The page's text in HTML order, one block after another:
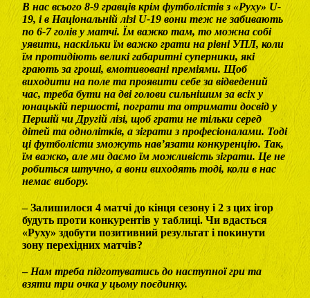
В нас всього 8-9 гравців крім футболістів з «Руху» U-
19, і в Національній лізі U-19 вони теж не забивають
по 6-7 голів у матчі. Їм важко там, то можна собі
уявити, наскільки їм важко грати на рівні УПЛ, коли
їм протидіють великі габаритні суперники, які
грають за гроші, вмотивовані преміями. Щоб
виходити на поле та проявити себе за відведений
час, треба бути на дві голови сильнішим за всіх у
юнацькій першості, пограти та отримати досвід у
Першій чи Другій лізі, щоб грати не тільки серед
дітей та однолітків, а зіграти з професіоналами. Тоді
ці футболісти зможуть нав’язати конкуренцію. Так,
їм важко, але ми даємо їм можливість зіграти. Це не
робиться штучно, а вони виходять тоді, коли в нас
немає вибору.
– Залишилося 4 матчі до кінця сезону і 2 з цих ігор
будуть проти конкурентів у таблиці. Чи вдасться
«Руху» здобути позитивний результат і покинути
зону перехідних матчів?
– Нам треба підготуватись до наступної гри та
взяти три очка у цьому поєдинку.